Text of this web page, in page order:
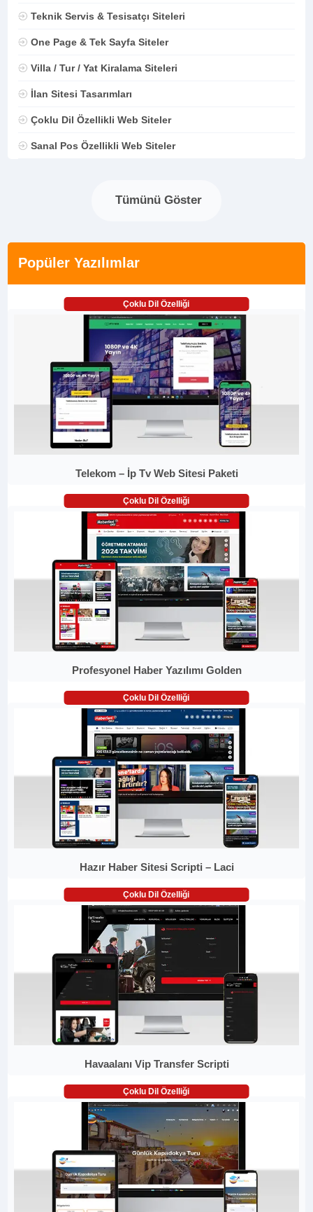
Teknik Servis & Tesisatçı Siteleri
One Page & Tek Sayfa Siteler
Villa / Tur / Yat Kiralama Siteleri
İlan Sitesi Tasarımları
Çoklu Dil Özellikli Web Siteler
Sanal Pos Özellikli Web Siteler
Tümünü Göster
Popüler Yazılımlar
Çoklu Dil Özelliği
Telekom – İp Tv Web Sitesi Paketi
Çoklu Dil Özelliği
Profesyonel Haber Yazılımı Golden
Çoklu Dil Özelliği
Hazır Haber Sitesi Scripti – Laci
Çoklu Dil Özelliği
Havaalanı Vip Transfer Scripti
Çoklu Dil Özelliği